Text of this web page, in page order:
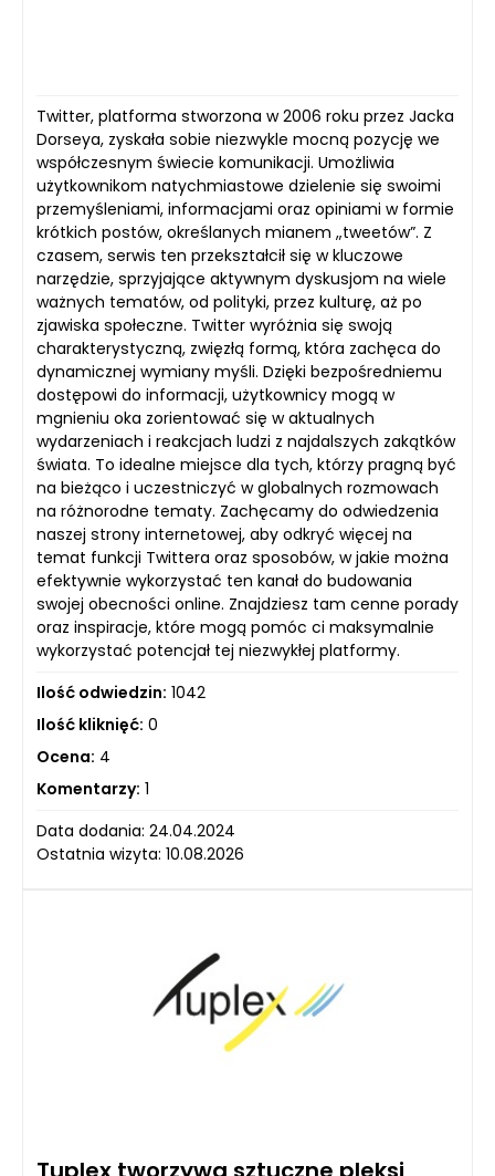
Twitter, platforma stworzona w 2006 roku przez Jacka
Dorseya, zyskała sobie niezwykle mocną pozycję we
współczesnym świecie komunikacji. Umożliwia
użytkownikom natychmiastowe dzielenie się swoimi
przemyśleniami, informacjami oraz opiniami w formie
krótkich postów, określanych mianem „tweetów”. Z
czasem, serwis ten przekształcił się w kluczowe
narzędzie, sprzyjające aktywnym dyskusjom na wiele
ważnych tematów, od polityki, przez kulturę, aż po
zjawiska społeczne. Twitter wyróżnia się swoją
charakterystyczną, zwięzłą formą, która zachęca do
dynamicznej wymiany myśli. Dzięki bezpośredniemu
dostępowi do informacji, użytkownicy mogą w
mgnieniu oka zorientować się w aktualnych
wydarzeniach i reakcjach ludzi z najdalszych zakątków
świata. To idealne miejsce dla tych, którzy pragną być
na bieżąco i uczestniczyć w globalnych rozmowach
na różnorodne tematy. Zachęcamy do odwiedzenia
naszej strony internetowej, aby odkryć więcej na
temat funkcji Twittera oraz sposobów, w jakie można
efektywnie wykorzystać ten kanał do budowania
swojej obecności online. Znajdziesz tam cenne porady
oraz inspiracje, które mogą pomóc ci maksymalnie
wykorzystać potencjał tej niezwykłej platformy.
Ilość odwiedzin: 1042
Ilość kliknięć: 0
Ocena: 4
Komentarzy: 1
Data dodania: 24.04.2024
Ostatnia wizyta: 10.08.2026